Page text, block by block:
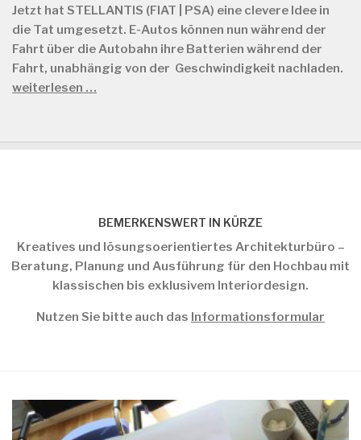
Jetzt hat STELLANTIS (FIAT | PSA) eine clevere Idee in
die Tat umgesetzt. E-Autos können nun während der
Fahrt über die Autobahn ihre Batterien während der
Fahrt, unabhängig von der Geschwindigkeit nachladen.
weiterlesen …
BEMERKENSWERT IN KÜRZE
Kreatives und lösungsoerientiertes Architekturbüro –
Beratung, Planung und Ausführung für den Hochbau mit
klassischen bis exklusivem Interiordesign.
Nutzen Sie bitte auch das Informationsformular